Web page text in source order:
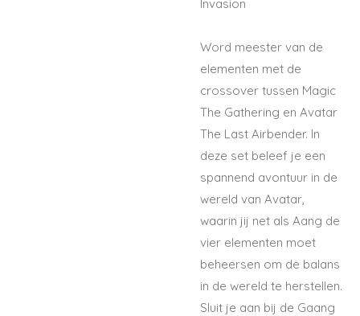
Invasion
Word meester van de
elementen met de
crossover tussen Magic
The Gathering en Avatar
The Last Airbender. In
deze set beleef je een
spannend avontuur in de
wereld van Avatar,
waarin jij net als Aang de
vier elementen moet
beheersen om de balans
in de wereld te herstellen.
Sluit je aan bij de Gaang